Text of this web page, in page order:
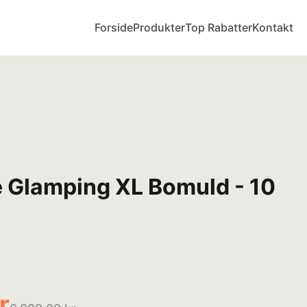
ForsideProdukterTop RabatterKontakt
XL Bomuld - 10